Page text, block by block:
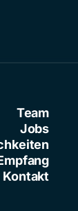
Team
Jobs
Kontakt